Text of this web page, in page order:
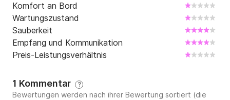
Komfort an Bord
Wartungszustand
Sauberkeit
Empfang und Kommunikation
Preis-Leistungsverhältnis
1 Kommentar ?
Bewertungen werden nach ihrer Bewertung sortiert (die